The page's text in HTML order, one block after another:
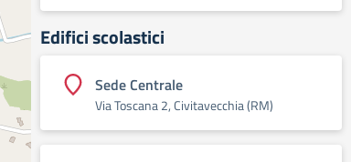
Edifici scolastici
Sede Centrale
Via Toscana 2, Civitavecchia (RM)